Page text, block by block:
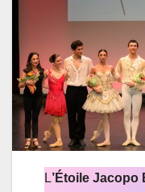
L’Étoile